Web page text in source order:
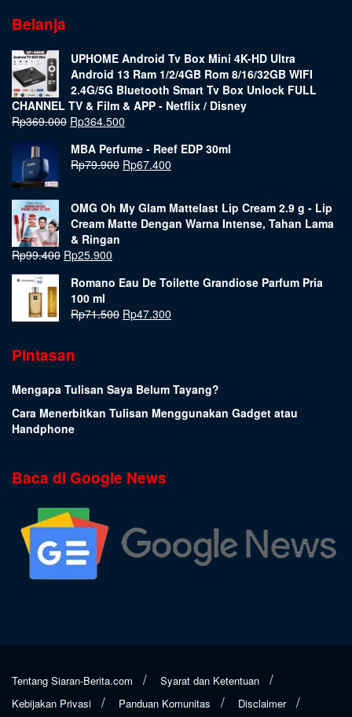
Belanja
UPHOME Android Tv Box Mini 4K-HD Ultra
Android 13 Ram 1/2/4GB Rom 8/16/32GB WIFI
2.4G/5G Bluetooth Smart Tv Box Unlock FULL
CHANNEL TV & Film & APP - Netflix / Disney
Rp369.000 Rp364.500
MBA Perfume - Reef EDP 30ml
Rp79.900 Rp67.400
OMG Oh My Glam Mattelast Lip Cream 2.9 g - Lip
Cream Matte Dengan Warna Intense, Tahan Lama
& Ringan
Rp99.400 Rp25.900
Romano Eau De Toilette Grandiose Parfum Pria
100 ml
Rp71.500 Rp47.300
Pintasan
Mengapa Tulisan Saya Belum Tayang?
Cara Menerbitkan Tulisan Menggunakan Gadget atau
Handphone
Baca di Google News
Tentang Siaran-Berita.com
Syarat dan Ketentuan
Kebijakan Privasi
Panduan Komunitas Disclaimer